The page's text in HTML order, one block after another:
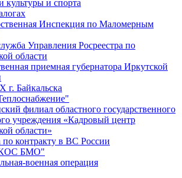
культуры и спорта
Инспекция по Маломерным
Управления Росреестра по
области
приемная губернатора Иркутской
Байкальска
филиал областного государственного
учреждения «Кадровый центр
области»
контракту в ВС России
БМО"
военная операция